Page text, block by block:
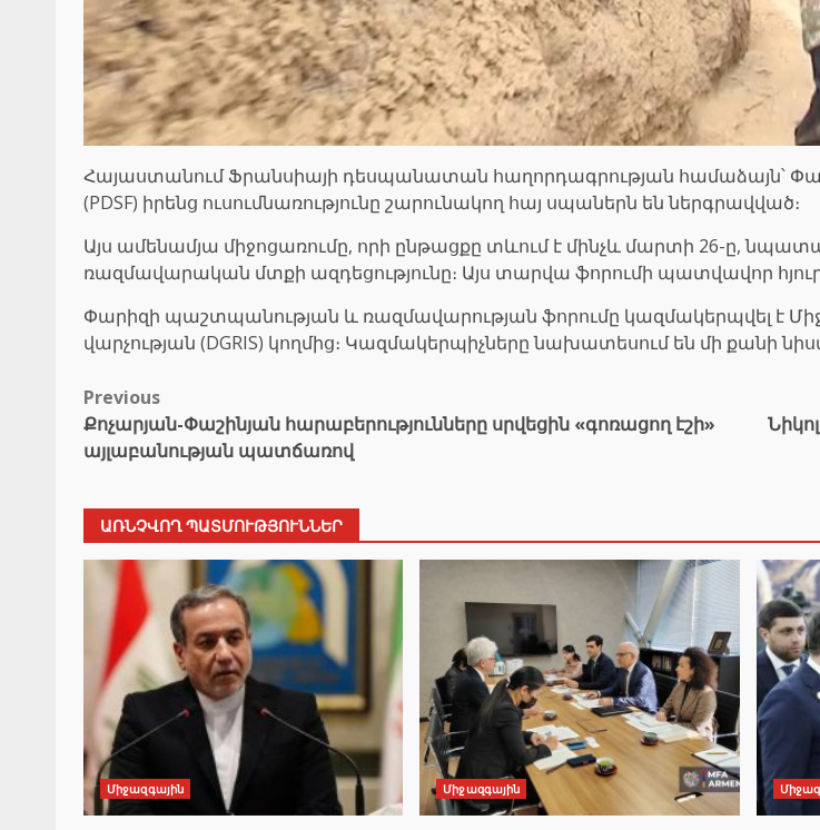
Հայաստանում Ֆրանսիայի դեսպանատան հաղորդագրության համաձայն՝
(PDSF) իրենց ուսումնառությունը շարունակող հայ սպաներն են ներգրավված։
Այս ամենամյա միջոցառումը, որի ընթացքը տևում է մինչև մարտի 26-ը,
ռազմավարական մտքի ազդեցությունը։ Այս տարվա ֆորումի պատվավոր
Փարիզի պաշտպանության և ռազմավարության ֆորումը կազմակերպվել է
վարչության (DGRIS) կողմից։ Կազմակերպիչները նախատեսում են մի քանի
Post
navigation
Previous
Քոչարյան-Փաշինյան հարաբերությունները սրվեցին «գոռացող էշի»
այլաբանության պատճառով
ԱՌՆՉՎՈՂ ՊԱՏՄՈՒԹՅՈՒՆՆԵՐ
Միջազգային Միջազգային